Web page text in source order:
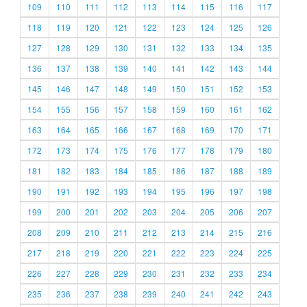
109
110 111 112 113 114 115 116
117
118
119 120 121 122 123 124 125
126
127
128 129 130 131 132 133 134
135
136
137 138 139 140 141 142 143
144
145
146 147 148 149 150 151 152
153
154
155 156 157 158 159 160 161
162
163
164 165 166 167 168 169 170
171
172
173 174 175 176 177 178 179
180
181
182 183 184 185 186 187 188
189
190
191 192 193 194 195 196 197
198
199
200 201 202 203 204 205 206
207
208
209 210 211 212 213 214 215
216
217
218 219 220 221 222 223 224
225
226
227 228 229 230 231 232 233
234
235
236 237 238 239 240 241 242
243